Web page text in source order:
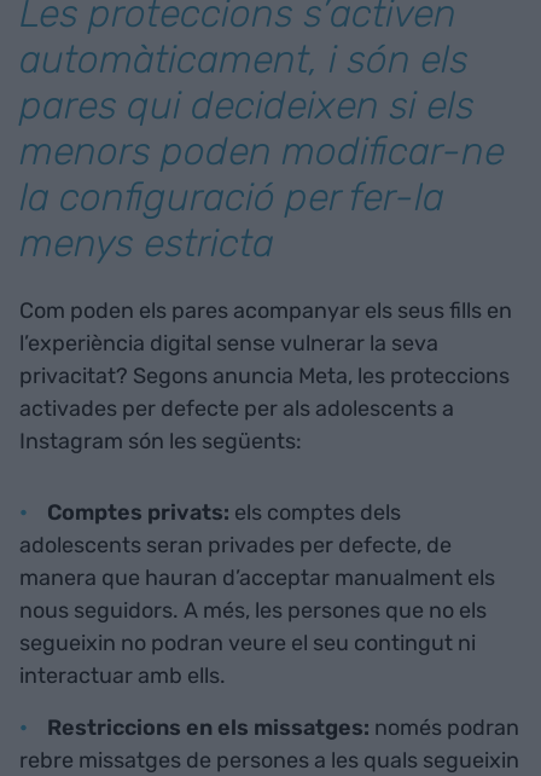
Les proteccions s’activen
automàticament, i són els
pares qui decideixen si els
menors poden modificar-ne
la configuració per fer-la
menys estricta
Com poden els pares acompanyar els seus fills en
l’experiència digital sense vulnerar la seva
privacitat? Segons anuncia Meta, les proteccions
activades per defecte per als adolescents a
Instagram són les següents:
Comptes privats: els comptes dels
adolescents seran privades per defecte, de
manera que hauran d’acceptar manualment els
nous seguidors. A més, les persones que no els
segueixin no podran veure el seu contingut ni
interactuar amb ells.
Restriccions en els missatges: només podran
rebre missatges de persones a les quals segueixin